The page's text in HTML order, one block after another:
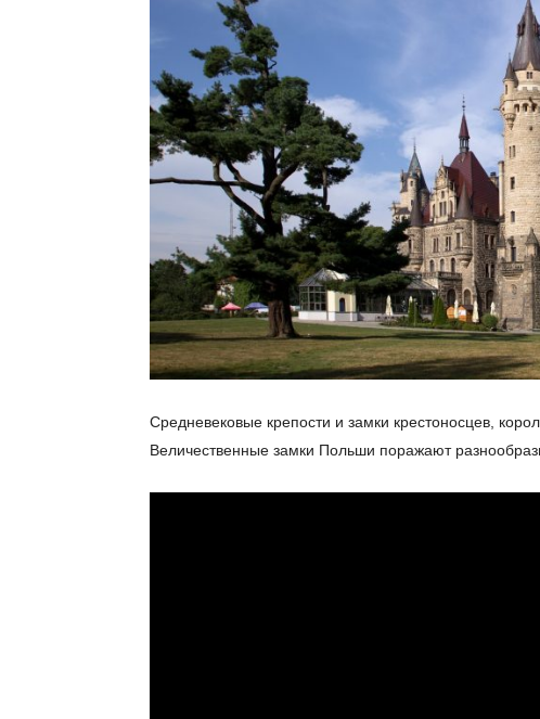
Средневековые крепости и замки крестоносцев,
Величественные замки Польши поражают